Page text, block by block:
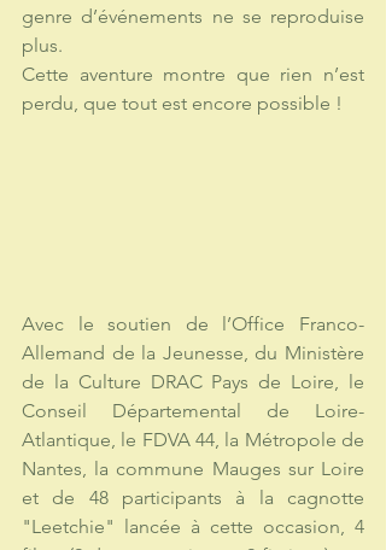
genre d’événements ne se reproduise
plus.
Cette aventure montre que rien n’est
perdu, que tout est encore possible !
Avec le soutien de l’Office Franco-
Allemand de la Jeunesse, du Ministère
de la Culture DRAC Pays de Loire, le
Conseil Départemental de Loire-
Atlantique, le FDVA 44, la Métropole de
Nantes, la commune Mauges sur Loire
et de 48 participants à la cagnotte
"Leetchie" lancée à cette occasion, 4